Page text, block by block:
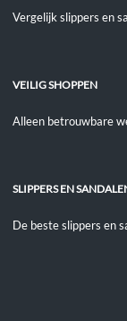
Vergelijk slippers en
VEILIG SHOPPEN
Alleen betrouwbare
SLIPPERS EN
De beste slippers en